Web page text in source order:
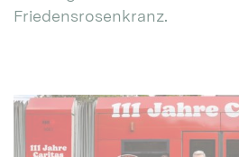
Friedensrosenkranz.